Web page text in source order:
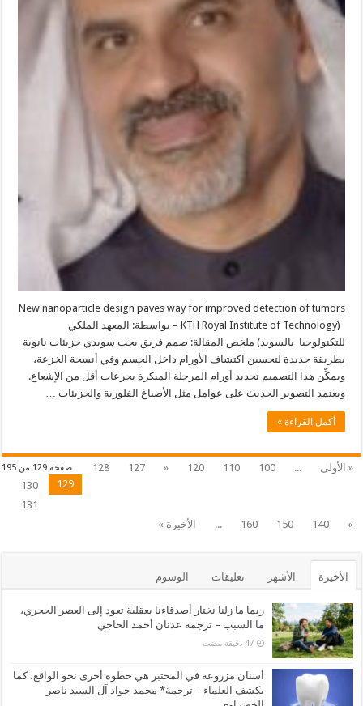
New nanoparticle design paves way for improved detection of tumors
(KTH Royal Institute of Technology – بواسطة: المعهد الملكي
للتكنولوجيا بالسويد) ملخص المقالة: صمم فريق بحث سويدي جزيئات نانوية
بطريقة جديدة لتحسين اكتشاف الأورام داخل الجسم وفي أنسجة الخزعة،
ويمكِّن هذا التصميم تحديد أورام المرحلة المبكرة بجرعات أقل من الإشعاع.
ويعتمد التصوير الحديث على عوامل مثل الأصباغ الفلورية والجزيئات …
أكمل القراءة »
صفحة 129 من 195 « الأولى ...
100
110
120
«
127
128
129
130
131
»
140
150
160
... الأخيرة »
الأخيرة الأشهر تعليقات الوسوم
ربما ما زلنا نختار أصدقاءنا بعقلية تعود إلى العصر الحجري،
ما السبب – ترجمة عدنان أحمد الحاجي
أسنان مزروعة في المختبر هي خطوة أخرى نحو الواقع، كما
يكشف العلماء – ترجمة* محمد جواد آل السيد ناصر